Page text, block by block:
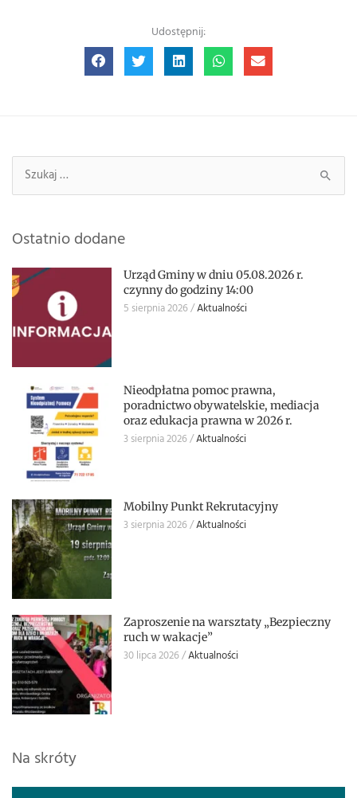
Udostępnij:
Szukaj:
Ostatnio dodane
Urząd Gminy w dniu 05.08.2026 r.
czynny do godziny 14:00
5 sierpnia 2026 Aktualności
Nieodpłatna pomoc prawna,
poradnictwo obywatelskie, mediacja
oraz edukacja prawna w 2026 r.
3 sierpnia 2026 Aktualności
Mobilny Punkt Rekrutacyjny
3 sierpnia 2026 Aktualności
Zaproszenie na warsztaty „Bezpieczny
ruch w wakacje”
30 lipca 2026 Aktualności
Na skróty